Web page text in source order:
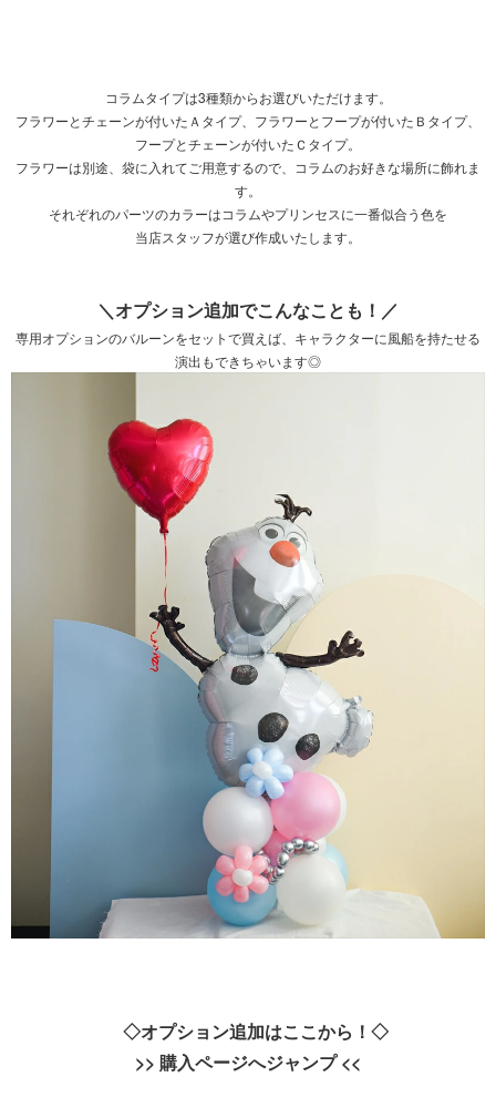
コラムタイプは3種類からお選びいただけます。
フラワーとチェーンが付いたＡタイプ、フラワーとフープが付いたＢタイプ、
フープとチェーンが付いたＣタイプ。
フラワーは別途、袋に入れてご用意するので、コラムのお好きな場所に飾れま
す。
それぞれのパーツのカラーはコラムやプリンセスに一番似合う色を
当店スタッフが選び作成いたします。
＼オプション追加でこんなことも！／
専用オプションのバルーンをセットで買えば、キャラクターに風船を持たせる
演出もできちゃいます◎
◇オプション追加はここから！◇
>> 購入ページへジャンプ<<